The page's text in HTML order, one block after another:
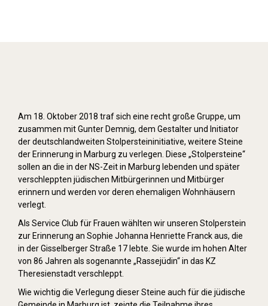
Am 18. Oktober 2018 traf sich eine recht große Gruppe, um
zusammen mit Gunter Demnig, dem Gestalter und Initiator
der deutschlandweiten Stolpersteininitiative, weitere Steine
der Erinnerung in Marburg zu verlegen. Diese „Stolpersteine“
sollen an die in der NS-Zeit in Marburg lebenden und später
verschleppten jüdischen Mitbürgerinnen und Mitbürger
erinnern und werden vor deren ehemaligen Wohnhäusern
verlegt.
Als Service Club für Frauen wählten wir unseren Stolperstein
zur Erinnerung an Sophie Johanna Henriette Franck aus, die
in der Gisselberger Straße 17 lebte. Sie wurde im hohen Alter
von 86 Jahren als sogenannte „Rassejüdin“ in das KZ
Theresienstadt verschleppt.
Wie wichtig die Verlegung dieser Steine auch für die jüdische